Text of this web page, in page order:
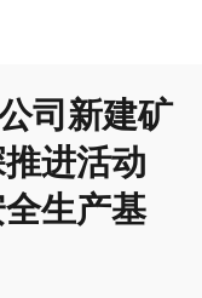
司新建矿
进活动
生产基